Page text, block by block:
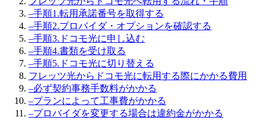
–手順1.転用承諾番号を取得する
–手順2.プロバイダ・オプションを確認する
–手順3.ドコモ光に申し込む
–手順4.書類を受け取る
–手順5.ドコモ光に切り替える
フレッツ光からドコモ光に転用する際にかかる費用
–必ず契約事務手数料がかかる
–プランによって工事費がかかる
–プロバイダを変更する場合は違約金がかかる